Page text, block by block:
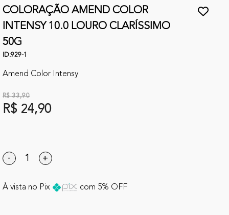
COLORAÇÃO AMEND COLOR
INTENSY 10.0 LOURO CLARÍSSIMO
50G
ID:929-1
Amend Color Intensy
R$ 33,90
R$ 24,90
- +
À vista no Pix com 5% OFF